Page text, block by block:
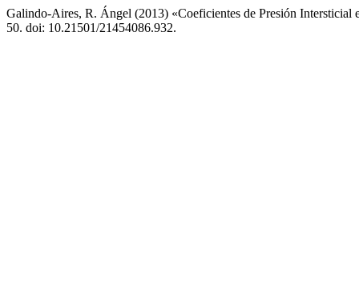
Galindo-Aires, R. Ángel (2013) «Coeficientes de Presión Intersticial
50. doi: 10.21501/21454086.932.